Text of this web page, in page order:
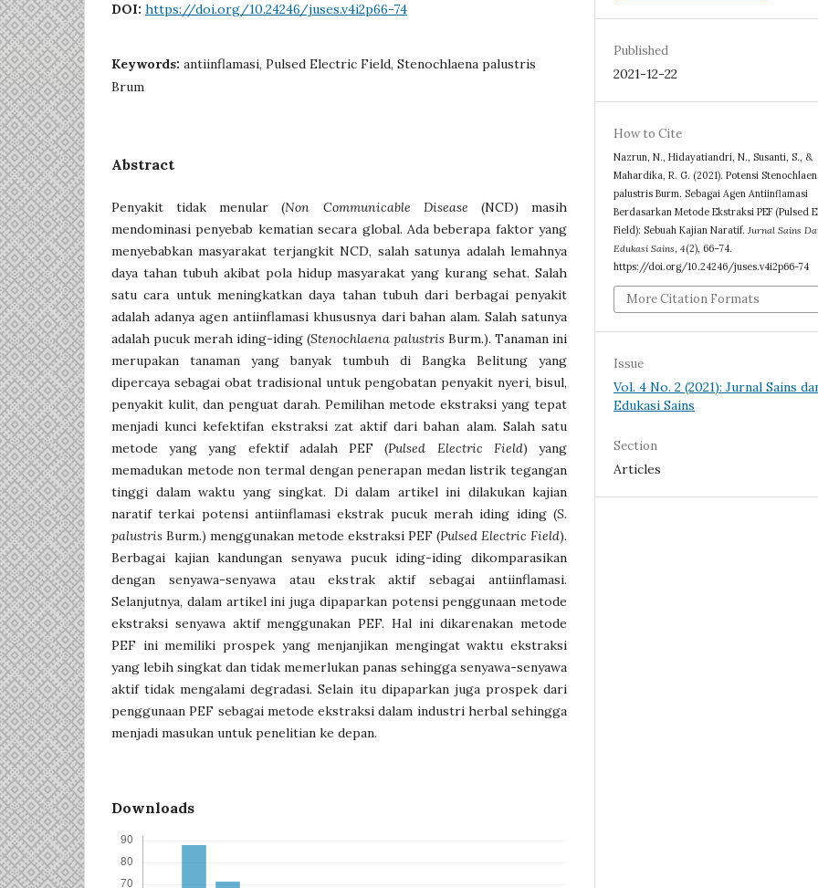
DOI: https://doi.org/10.24246/juses.v4i2p66-74
Keywords: antiinflamasi, Pulsed Electric Field, Stenochlaena palustris
Brum
Abstract
Penyakit tidak menular (Non Communicable Disease (NCD) masih
mendominasi penyebab kematian secara global. Ada beberapa faktor yang
menyebabkan masyarakat terjangkit NCD, salah satunya adalah lemahnya
daya tahan tubuh akibat pola hidup masyarakat yang kurang sehat. Salah
satu cara untuk meningkatkan daya tahan tubuh dari berbagai penyakit
adalah adanya agen antiinflamasi khususnya dari bahan alam. Salah satunya
adalah pucuk merah iding-iding (Stenochlaena palustris Burm.). Tanaman ini
merupakan tanaman yang banyak tumbuh di Bangka Belitung yang
dipercaya sebagai obat tradisional untuk pengobatan penyakit nyeri, bisul,
penyakit kulit, dan penguat darah. Pemilihan metode ekstraksi yang tepat
menjadi kunci kefektifan ekstraksi zat aktif dari bahan alam. Salah satu
metode yang yang efektif adalah PEF (Pulsed Electric Field) yang
memadukan metode non termal dengan penerapan medan listrik tegangan
tinggi dalam waktu yang singkat. Di dalam artikel ini dilakukan kajian
naratif terkai potensi antiinflamasi ekstrak pucuk merah iding iding (S.
palustris Burm.) menggunakan metode ekstraksi PEF (Pulsed Electric Field).
Berbagai kajian kandungan senyawa pucuk iding-iding dikomparasikan
dengan senyawa-senyawa atau ekstrak aktif sebagai antiinflamasi.
Selanjutnya, dalam artikel ini juga dipaparkan potensi penggunaan metode
ekstraksi senyawa aktif menggunakan PEF. Hal ini dikarenakan metode
PEF ini memiliki prospek yang menjanjikan mengingat waktu ekstraksi
yang lebih singkat dan tidak memerlukan panas sehingga senyawa-senyawa
aktif tidak mengalami degradasi. Selain itu dipaparkan juga prospek dari
penggunaan PEF sebagai metode ekstraksi dalam industri herbal sehingga
menjadi masukan untuk penelitian ke depan.
Downloads
Published
2021-12-22
How to Cite
Nazrun, N., Hidayatiandri, N., Susanti, S., &
Mahardika, R. G. (2021). Potensi
palustris Burm. Sebagai Agen Antiinflamasi
Berdasarkan Metode Ekstraksi PEF (Pulsed
Field): Sebuah Kajian Naratif.Jurnal Sains
Edukasi Sains,4(2), 66–74.
https://doi.org/10.24246/juses.v4i2p66-74
More Citation Formats
Issue
Vol. 4 No. 2 (2021): Jurnal Sains
Edukasi Sains
Section
Articles